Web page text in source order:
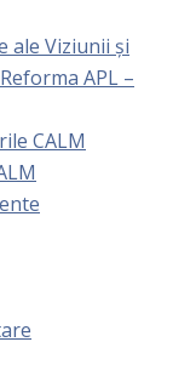
ale Viziunii și
APL –
CALM